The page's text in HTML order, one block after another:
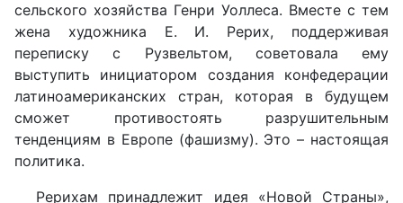
сельского хозяйства Генри Уоллеса. Вместе с тем
жена художника Е. И. Рерих, поддерживая
переписку с Рузвельтом, советовала ему
выступить инициатором создания конфедерации
латиноамериканских стран, которая в будущем
сможет противостоять разрушительным
тенденциям в Европе (фашизму). Это – настоящая
политика.
Рерихам принадлежит идея «Новой Страны»,